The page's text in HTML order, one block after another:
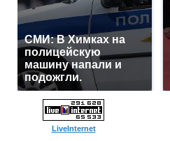
СМИ: В Химках на
полицейскую
машину напали и
подожгли.
LiveInternet